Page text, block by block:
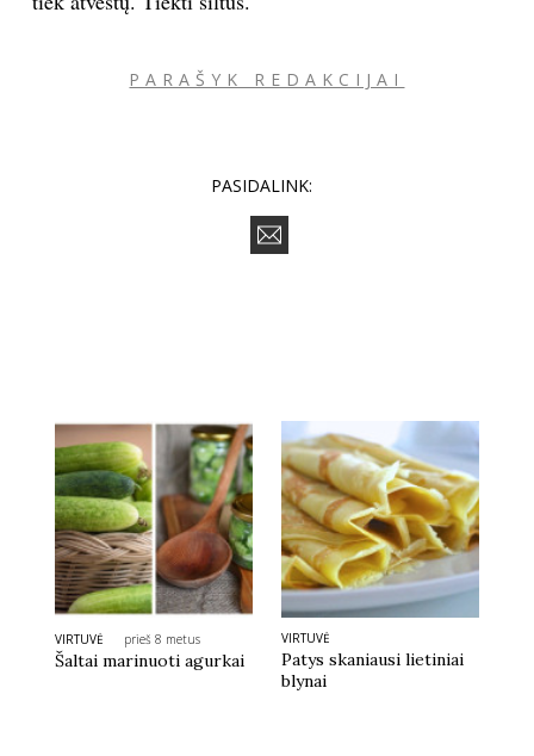
Prenumeruodami portalą,
PARAŠYK REDAKCIJAI
PASIDALINK:
VIRTUVĖ prieš 8 metus
Šaltai marinuoti agurkai
VIRTUVĖ
Patys skaniausi lietiniai
blynai